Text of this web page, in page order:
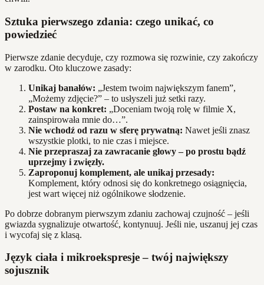
Sztuka pierwszego zdania: czego unikać, co
powiedzieć
Pierwsze zdanie decyduje, czy rozmowa się rozwinie, czy zakończy
w zarodku. Oto kluczowe zasady:
Unikaj banałów: „Jestem twoim największym fanem”,
„Możemy zdjęcie?” – to usłyszeli już setki razy.
Postaw na konkret: „Doceniam twoją rolę w filmie X,
zainspirowała mnie do…”.
Nie wchodź od razu w sferę prywatną: Nawet jeśli znasz
wszystkie plotki, to nie czas i miejsce.
Nie przepraszaj za zawracanie głowy – po prostu bądź
uprzejmy i zwięzły.
Zaproponuj komplement, ale unikaj przesady:
Komplement, który odnosi się do konkretnego osiągnięcia,
jest wart więcej niż ogólnikowe słodzenie.
Po dobrze dobranym pierwszym zdaniu zachowaj czujność – jeśli
gwiazda sygnalizuje otwartość, kontynuuj. Jeśli nie, uszanuj jej czas
i wycofaj się z klasą.
Język ciała i mikroekspresje – twój największy
sojusznik